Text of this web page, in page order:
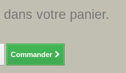
votre panier.
Commander